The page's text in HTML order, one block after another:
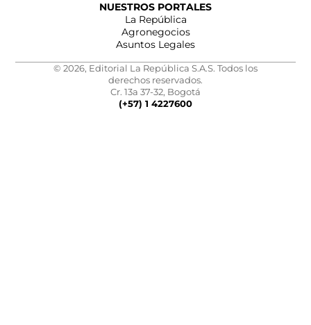
NUESTROS PORTALES
La República
Agronegocios
Asuntos Legales
© 2026, Editorial La República S.A.S. Todos los
derechos reservados.
Cr. 13a 37-32, Bogotá
(+57) 1 4227600